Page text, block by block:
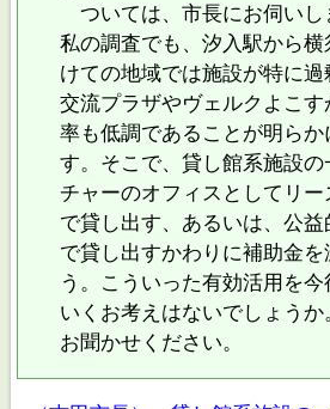
ついては、市長にお伺いし
私の調査でも、汐入駅から
けての地域では施設が特に
交流プラザやヴェルクよこ
率も低調であることが明らか
す。そこで、貸し館系施設
チャーのオフィスとしてリ
で貸し出す、あるいは、公
で貸し出すかわりに補助金を
う。こういった有効活用を
いくお考えはないでしょう
お聞かせください。